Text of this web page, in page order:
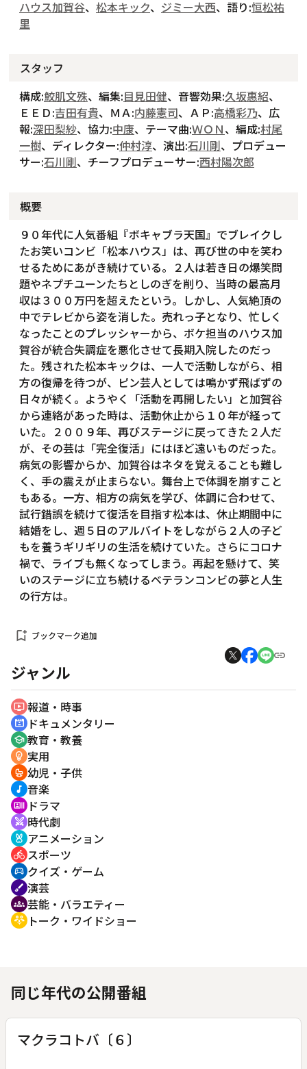
ハウス加賀谷、 松本キック、 ジミー大西、語り:恒松祐
里
スタッフ
構成:鮫肌文殊、編集:目見田健、音響効果:久坂惠紹、
ＥＥＤ:吉田有貴、ＭＡ:内藤憲司、ＡＰ:高橋彩乃、広
報:深田梨紗、協力:中康、テーマ曲:ＷＯＮ、編成:村尾
一樹、ディレクター:仲村淳、演出:石川剛、プロデュー
サー:石川剛、チーフプロデューサー:西村陽次郎
概要
９０年代に人気番組『ボキャブラ天国』でブレイクし
たお笑いコンビ「松本ハウス」は、再び世の中を笑わ
せるためにあがき続けている。２人は若き日の爆笑問
題やネプチユーンたちとしのぎを削り、当時の最高月
収は３００万円を超えたという。しかし、人気絶頂の
中でテレビから姿を消した。売れっ子となり、忙しく
なったことのプレッシャーから、ボケ担当のハウス加
賀谷が統合失調症を悪化させて長期入院したのだっ
た。残された松本キックは、一人で活動しながら、相
方の復帰を待つが、ピン芸人としては鳴かず飛ばずの
日々が続く。ようやく「活動を再開したい」と加賀谷
から連絡があった時は、活動休止から１０年が経って
いた。２００９年、再びステージに戻ってきた２人だ
が、その芸は「完全復活」にはほど遠いものだった。
病気の影響からか、加賀谷はネタを覚えることも難し
く、手の震えが止まらない。舞台上で体調を崩すこと
もある。一方、相方の病気を学び、体調に合わせて、
試行錯誤を続けて復活を目指す松本は、休止期間中に
結婚をし、週５日のアルバイトをしながら２人の子ど
もを養うギリギリの生活を続けていた。さらにコロナ
禍で、ライブも無くなってしまう。再起を懸けて、笑
いのステージに立ち続けるベテランコンビの夢と人生
の行方は。
bookmark_add ブックマーク追加
ジャンル
ondemand_video 報道・時事
cinematic_blur ドキュメンタリー
school 教育・教養
emoji_objects 実用
crib 幼児・子供
music_note 音楽
recent_actors ドラマ
swords 時代劇
cruelty_free アニメーション
directions_bike スポーツ
sports_esports クイズ・ゲーム
brush 演芸
groups 芸能・バラエティー
adaptive_audio_mic トーク・ワイドショー
同じ年代の公開番組
マクラコトバ〔６〕